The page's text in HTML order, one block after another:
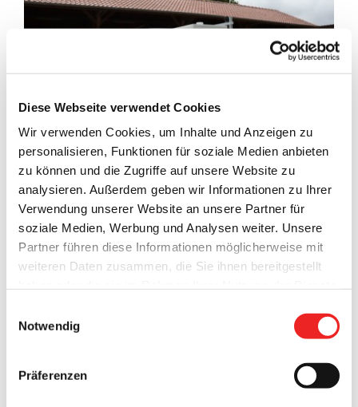
Diese Webseite verwendet Cookies
Wir verwenden Cookies, um Inhalte und Anzeigen zu
personalisieren, Funktionen für soziale Medien anbieten
zu können und die Zugriffe auf unsere Website zu
analysieren. Außerdem geben wir Informationen zu Ihrer
Verwendung unserer Website an unsere Partner für
soziale Medien, Werbung und Analysen weiter. Unsere
Partner führen diese Informationen möglicherweise mit
weiteren Daten zusammen, die Sie ihnen bereitgestellt
werden auch bei der Auswahl von
gesetzt.
Notwendig
Präferenzen
grösseres
Über einneues, funktionalesFahrzeugfreut sich der Leiter
des gemeindeeigenenBauhofes , Uwe Overlander. Nach
einer öffentlichen Ausschreibung wurde ein „Renault
Master“ angeschafft.
GmbH, Zweigstelle Leer (als Generalunternehmer), der
GmbH, Wiesmoor (als Zulieferer). Die Anschaffungskosten
lagen bei rund 50.000,- Euro, die zuvor durch den Haushalt